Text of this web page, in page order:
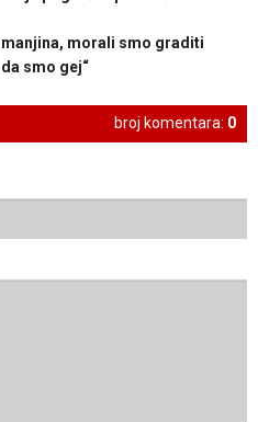
manjina, morali smo graditi
smo gej“
broj komentara: 0